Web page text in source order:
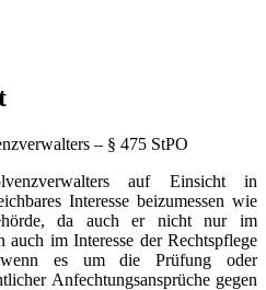
– § 475 StPO
auf Einsicht in
Interesse beizumessen wie
da auch er nicht nur im
auch im Interesse der Rechtspflege
es um die Prüfung oder
Anfechtungsansprüche gegen